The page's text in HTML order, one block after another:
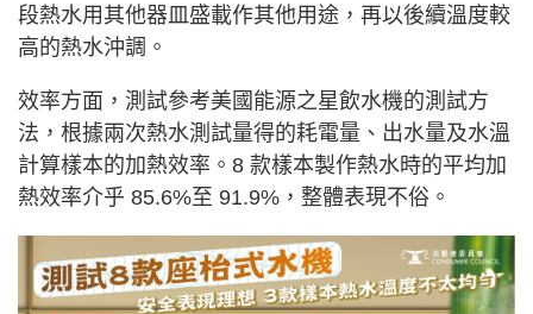
段熱水用其他器皿盛載作其他用途，再以後續溫度較
高的熱水沖調。
效率方面，測試參考美國能源之星飲水機的測試方
法，根據兩次熱水測試量得的耗電量、出水量及水溫
計算樣本的加熱效率。8 款樣本製作熱水時的平均加
熱效率介乎 85.6%至 91.9%，整體表現不俗。